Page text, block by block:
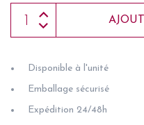
Disponible à l'unité
Emballage sécurisé
Expédition 24/48h